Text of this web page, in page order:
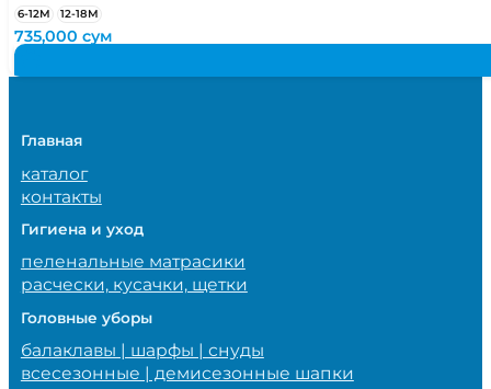
6-12М 12-18М
735,000сум
Главная
каталог
контакты
Гигиена и уход
пеленальные матрасики
расчески, кусачки, щетки
Головные уборы
балаклавы | шарфы | снуды
всесезонные | демисезонные шапки